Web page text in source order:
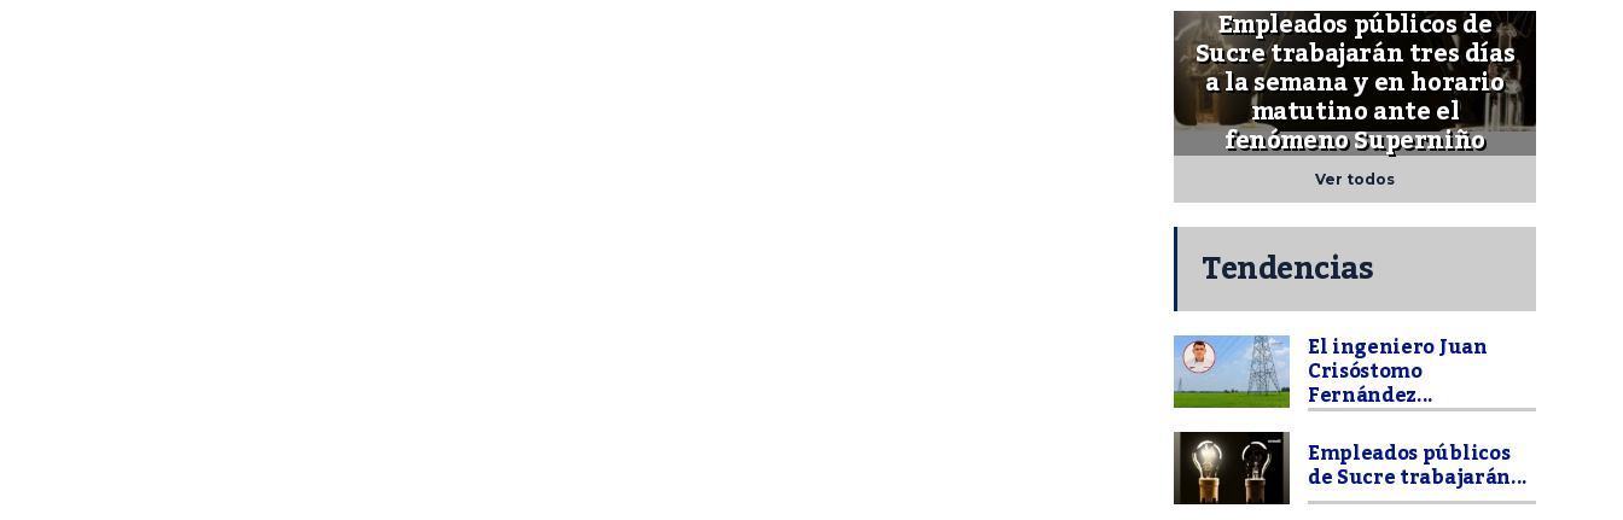
Empleados públicos de
Sucre trabajarán tres días
a la semana y en horario
matutino ante el
fenómeno Superniño
Ver todos
Tendencias
El ingeniero Juan
Crisóstomo
Fernández...
Empleados públicos
de Sucre trabajarán...